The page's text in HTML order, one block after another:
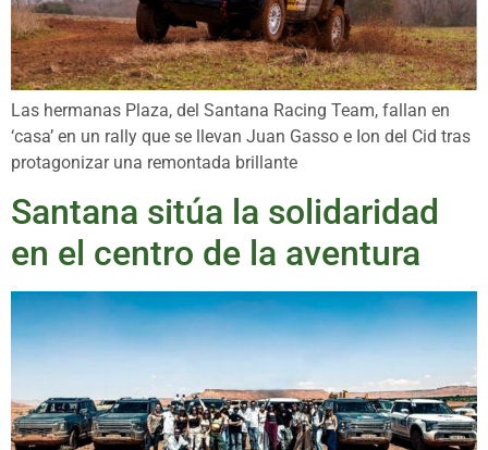
Las hermanas Plaza, del Santana Racing Team, fallan en
‘casa’ en un rally que se llevan Juan Gasso e Ion del Cid tras
protagonizar una remontada brillante
Santana sitúa la solidaridad
en el centro de la aventura